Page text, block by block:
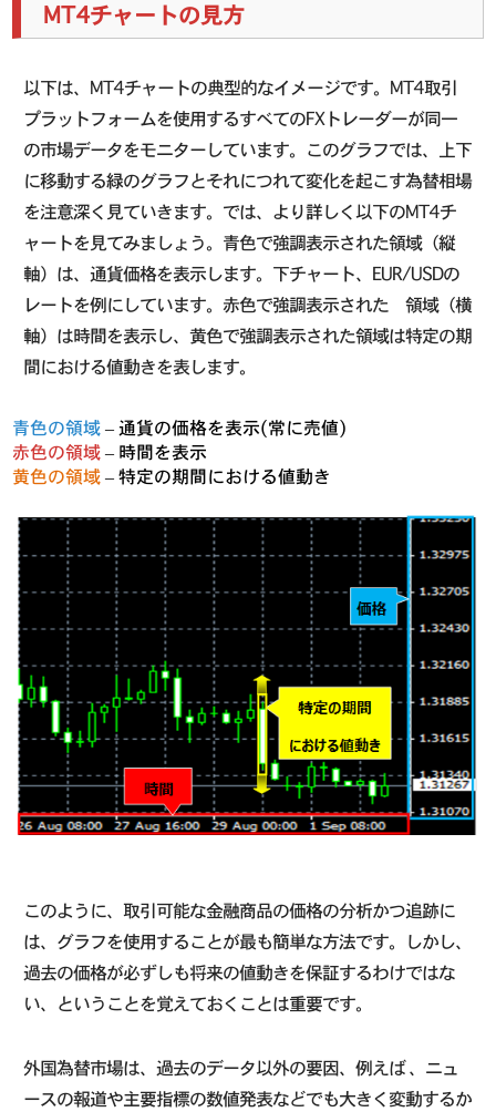
MT4チャートの見方
以下は、MT4チャートの典型的なイメージです。MT4取引
プラットフォームを使用するすべてのFXトレーダーが同一
の市場データをモニターしています。このグラフでは、上下
に移動する緑のグラフとそれにつれて変化を起こす為替相場
を注意深く見ていきます。では、より詳しく以下のMT4チ
ャートを見てみましょう。青色で強調表示された領域（縦
軸）は、通貨価格を表示します。下チャート、EUR/USDの
レートを例にしています。赤色で強調表示された 領域（横
軸）は時間を表示し、黄色で強調表示された領域は特定の期
間における値動きを表します。
青色の領域 – 通貨の価格を表示(常に売値)
赤色の領域 – 時間を表示
黄色の領域 – 特定の期間における値動き
このように、取引可能な金融商品の価格の分析かつ追跡に
は、グラフを使用することが最も簡単な方法です。しかし、
過去の価格が必ずしも将来の値動きを保証するわけではな
い、ということを覚えておくことは重要です。
外国為替市場は、過去のデータ以外の要因、例えば 、ニュ
ースの報道や主要指標の数値発表などでも大きく変動するか